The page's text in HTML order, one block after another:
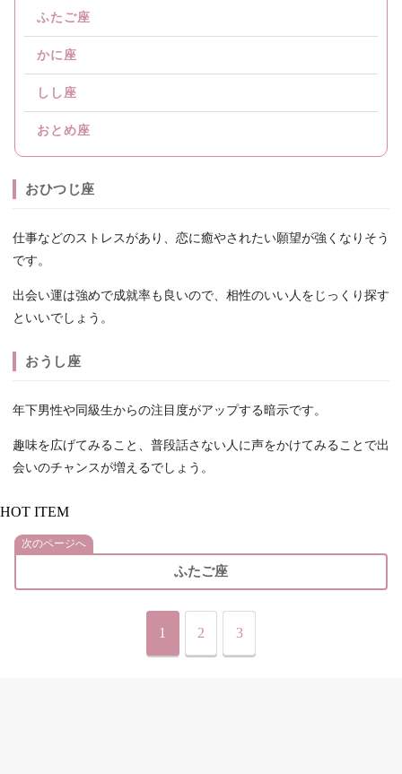
ふたご座
かに座
しし座
おとめ座
おひつじ座
仕事などのストレスがあり、恋に癒やされたい願望が強くなりそう
です。
出会い運は強めで成就率も良いので、相性のいい人をじっくり探す
といいでしょう。
おうし座
年下男性や同級生からの注目度がアップする暗示です。
趣味を広げてみること、普段話さない人に声をかけてみることで出
会いのチャンスが増えるでしょう。
HOT ITEM
次のページへ
ふたご座
1 2 3